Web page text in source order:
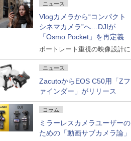
ニュース
Vlogカメラから“コンパクト
シネマカメラ”へ…DJIが
「Osmo Pocket」を再定義
ポートレート重視の映像設計に
ニュース
ZacutoからEOS C50用「Zフ
ァインダー」がリリース
コラム
ミラーレスカメラユーザーの
ための「動画サブカメラ論」